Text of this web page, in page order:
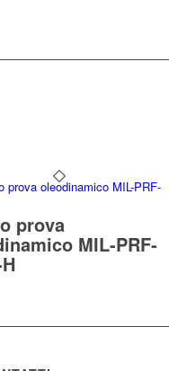
prova
MIL-PRF-